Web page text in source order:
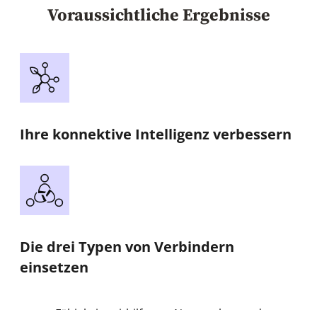
Voraussichtliche Ergebnisse
Ihre konnektive Intelligenz verbessern
Die drei Typen von Verbindern
einsetzen